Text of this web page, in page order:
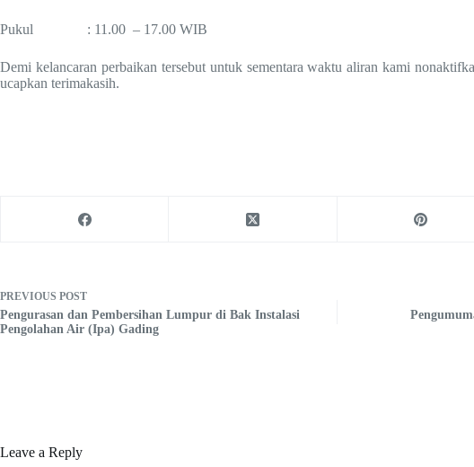
Pukul : 11.00 – 17.00 WIB
Demi kelancaran perbaikan tersebut untuk sementara waktu aliran kami
ucapkan terimakasih.
PREVIOUS POST
Pengurasan dan Pembersihan Lumpur di Bak Instalasi
Pengolahan Air (Ipa) Gading
Leave a Reply